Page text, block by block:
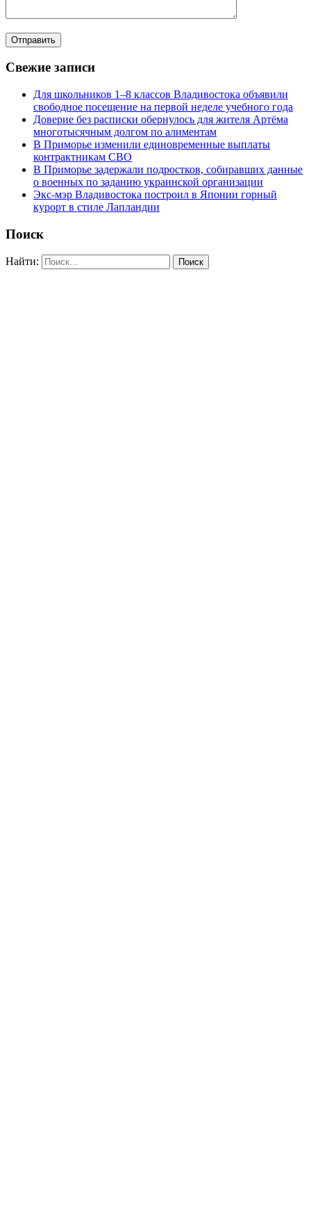
Свежие записи
Для школьников 1–8 классов Владивостока объявили
свободное посещение на первой неделе учебного года
Доверие без расписки обернулось для жителя Артёма
многотысячным долгом по алиментам
В Приморье изменили единовременные выплаты
контрактникам СВО
В Приморье задержали подростков, собиравших данные
о военных по заданию украинской организации
Экс-мэр Владивостока построил в Японии горный
курорт в стиле Лапландии
Поиск
Найти: